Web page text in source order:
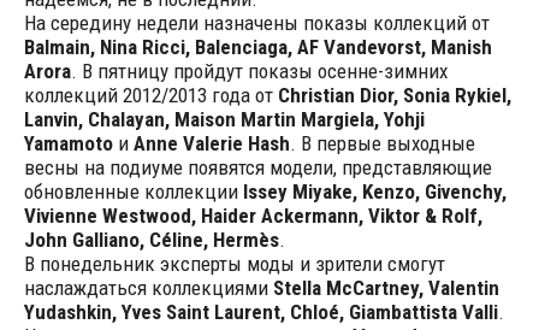
На середину недели назначены показы коллекций от
Balmain, Nina Ricci, Balenciaga, AF Vandevorst, Manish
Arora. В пятницу пройдут показы осенне-зимних
коллекций 2012/2013 года от Christian Dior, Sonia Rykiel,
Lanvin, Chalayan, Maison Martin Margiela, Yohji
Yamamotoи Anne Valerie Hash. В первые выходные
весны на подиуме появятся модели, представляющие
обновленные коллекции Issey Miyake, Kenzo, Givenchy,
Vivienne Westwood, Haider Ackermann, Viktor & Rolf,
John Galliano, Céline, Hermès.
В понедельник эксперты моды и зрители смогут
наслаждаться коллекциями Stella McCartney, Valentin
Yudashkin, Yves Saint Laurent, Chloé, Giambattista Valli.